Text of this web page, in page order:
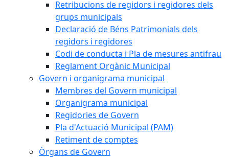
Retribucions de regidors i regidores dels
grups municipals
Declaració de Béns Patrimonials dels
regidors i regidores
Codi de conducta i Pla de mesures antifrau
Reglament Orgànic Municipal
Govern i organigrama municipal
Membres del Govern municipal
Organigrama municipal
Regidories de Govern
Pla d'Actuació Municipal (PAM)
Retiment de comptes
Òrgans de Govern